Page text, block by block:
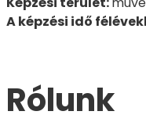
A képzési idő
Rólunk